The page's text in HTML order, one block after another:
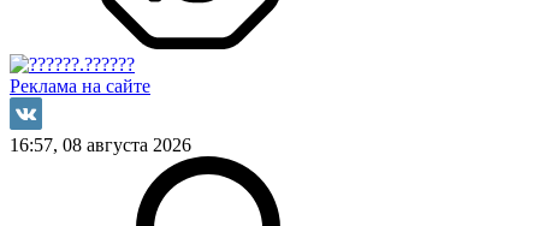
Реклама на сайте
16:57, 08 августа 2026